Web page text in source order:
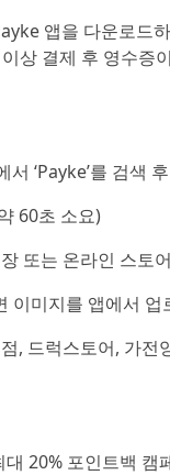
앱을 다운로드
상 결제 후 영수
‘Payke’를 검색
60초 소요)
또는 온라인 스토
이미지를 앱에서
, 드럭스토어, 가
20% 포인트백 캠